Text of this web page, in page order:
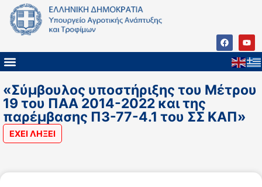
«Σύμβουλος υποστήριξης του Μέτρου
19 του ΠΑΑ 2014-2022 και της
παρέμβασης Π3-77-4.1 του ΣΣ ΚΑΠ»
ΕΧΕΙ ΛΗΞΕΙ